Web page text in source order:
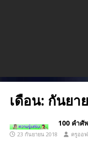
เดือน: กันยา
100 คำศั
23 กันยายน 2018 ครูออฟ